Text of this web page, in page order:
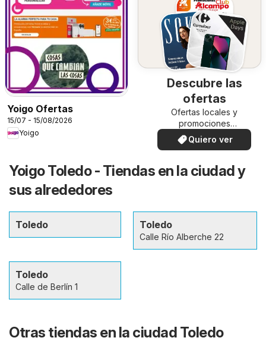
Yoigo Ofertas
15/07 - 15/08/2026
Yoigo
Descubre las
ofertas
Ofertas locales y
promociones
especiales.
Quiero ver
Yoigo Toledo - Tiendas en la ciudad y
sus alrededores
Toledo Toledo
Calle Río Alberche 22
Toledo
Calle de Berlín 1
Otras tiendas en la ciudad Toledo